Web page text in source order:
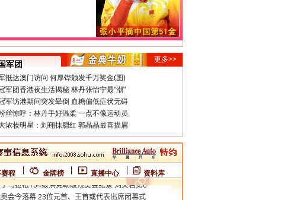
军团
更多>>
抵达澳门访问 何厚铧颁发千万奖金(图)
军团香港夜生活揭秘 林丹张怡宁最"潮"
军访港期间突发晕倒 血糖偏低症状无碍
丝惊呼：林丹手好温柔 一点不像运动员
浓妆明星：刘翔抹腮红 郭晶晶最喜描眉
程 金牌榜 直播中心 资料库